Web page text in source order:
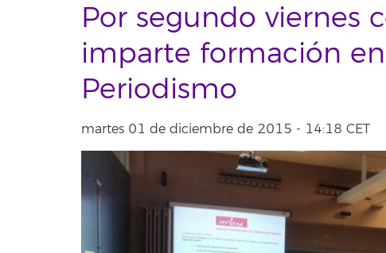
Por segundo viernes
imparte formación
Periodismo
martes 01 de diciembre de 2015 - 14:18 CET